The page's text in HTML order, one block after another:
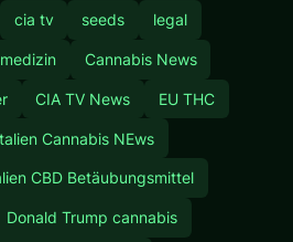
cia tv seeds legal
medizin Cannabis News
CIA TV News EU THC
Cannabis NEws
CBD Betäubungsmittel
Donald Trump cannabis